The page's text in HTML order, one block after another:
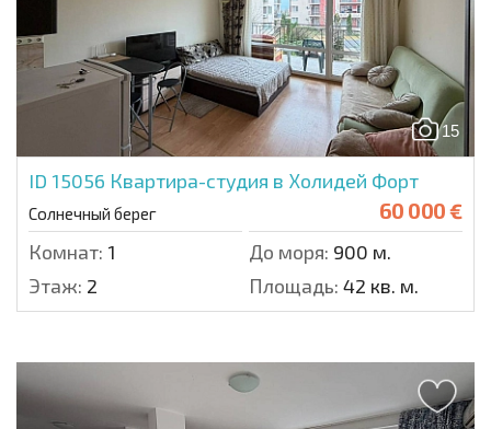
15
ID 15056 Квартира-студия в Холидей Форт
Солнечный берег 60 000 €
Комнат: 1 До моря: 900 м.
Этаж: 2 Площадь: 42 кв. м.